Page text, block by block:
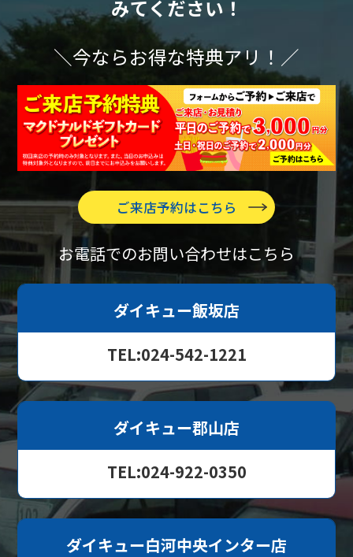
みてください！
＼今ならお得な特典アリ！／
ご来店予約はこちら
お電話でのお問い合わせはこちら
ダイキュー飯坂店
TEL:024-542-1221
ダイキュー郡山店
TEL:024-922-0350
ダイキュー白河中央インター店